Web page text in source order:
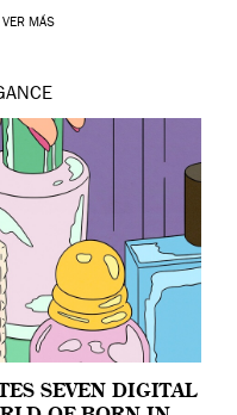
VER MÁS
SEVEN DIGITAL